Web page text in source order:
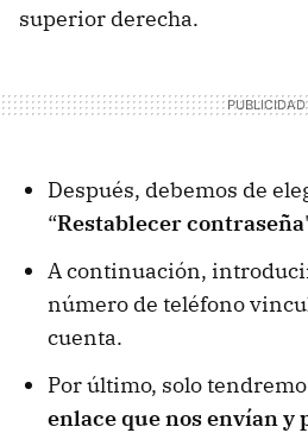
superior derecha.
Después, debemos de
“Restablecer contraseña
A continuación,
número de teléfono
cuenta.
Por último, solo
enlace que nos envían y